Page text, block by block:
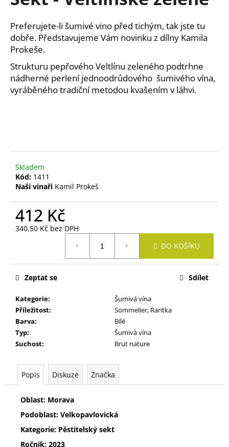
z
5
hvězdiček.
Preferujete-li šumivé vino před tichým, tak jste tu
dobře. Představujeme Vám novinku z dílny Kamila
Prokeše.
Strukturu pepřového Veltlínu zeleného podtrhne
nádherné perlení jednoodrůdového šumivého vína,
vyráběnéhotradiční metodou kvašením v láhvi.
Skladem
Kód: 1411
Naši vinaři Kamil Prokeš
412 Kč
340,50 Kč bez DPH
DO KOŠÍKU
Kategorie:
Šumivá vína
Příležitost:
Sommelier, Raritka
Barva:
Bílé
Typ:
Šumivá vína
Suchost: Brut nature
Zeptat se Sdílet
Popis Diskuze Značka
Oblast: Morava
Podoblast: Velkopavlovická
Kategorie: Pěstitelský sekt
Ročník: 2023
j
í
t
?
D
o
p
u
e
m
VELTLÍNSKÉ
ZELENÉ
KVEVRI
351